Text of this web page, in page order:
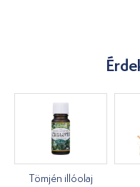
Tömjén illóolaj